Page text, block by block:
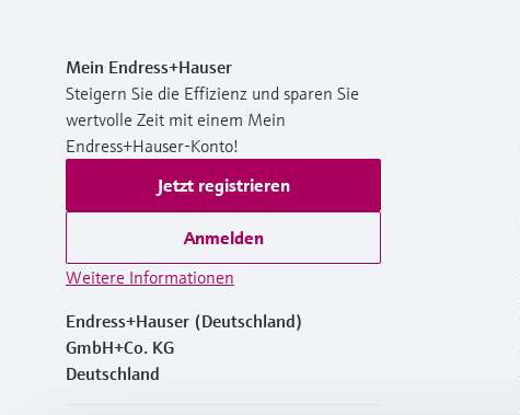
Mein Endress+Hauser
Steigern Sie die Effizienz und sparen Sie
wertvolle Zeit mit einem Mein
Endress+Hauser-Konto!
Jetzt registrieren
Anmelden
Weitere Informationen
Endress+Hauser (Deutschland)
GmbH+Co. KG
Deutschland